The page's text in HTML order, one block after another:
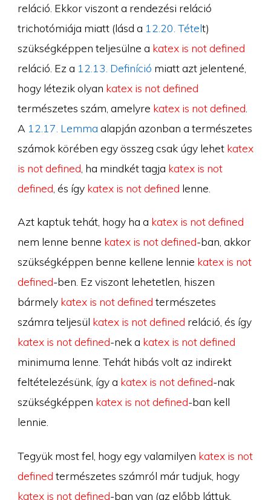
reláció. Ekkor viszont a rendezési reláció
trichotómiája miatt (lásd a 12.20. Tételt)
szükségképpen teljesülne a katex is not defined
reláció. Ez a 12.13. Definíció miatt azt jelentené,
hogy létezik olyan katex is not defined
természetes szám, amelyre katex is not defined
A 12.17. Lemma alapján azonban a természetes
számok körében egy összeg csak úgy lehet katex
is not defined , ha mindkét tagja katex is not
defined , és így katex is not defined lenne.
Azt kaptuk tehát, hogy ha a katex is not defined
nem lenne benne katex is not defined-ban, akkor
szükségképpen benne kellene lennie katex is not
defined-ben. Ez viszont lehetetlen, hiszen
bármely katex is not defined természetes
számra teljesül katex is not defined reláció, és így
katex is not defined-nek a katex is not defined
minimuma lenne. Tehát hibás volt az indirekt
feltételezésünk, így a katex is not defined-nak
szükségképpen katex is not defined-ban kell
lennie.
Tegyük most fel, hogy egy valamilyen katex is not
defined természetes számról már tudjuk, hogy
katex is not defined-ban van (az előbb láttuk,